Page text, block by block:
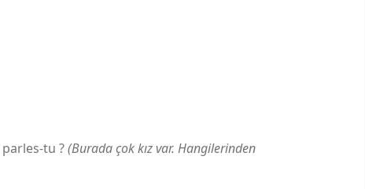
parles-tu ?(Burada çok kız var. Hangilerinden